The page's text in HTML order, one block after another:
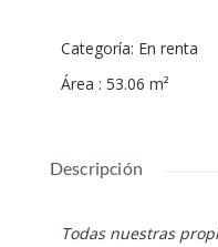
Categoría: En renta
Área : 53.06 m²
Descripción
Todas nuestras